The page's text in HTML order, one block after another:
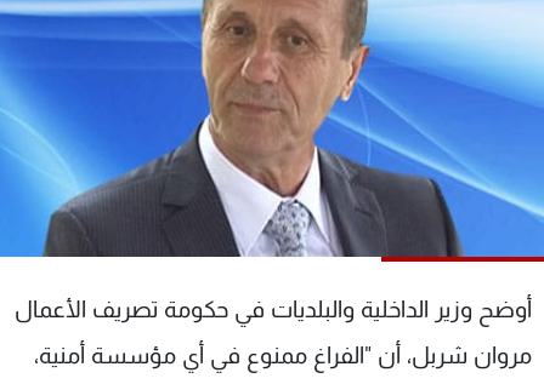
أوضح وزير الداخلية والبلديات في حكومة تصريف الأعمال
مروان شربل، أن "الفراغ ممنوع في أي مؤسسة أمنية،
منوعات رياضة
كأس العالم
البرامج
جدول البرامج
شاهد البرامج
الترددات
عن MTV
وظائف